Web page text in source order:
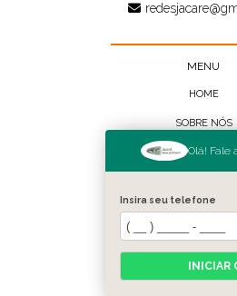
MENU
HOME
SOBRE NÓS
BLOG
CATEGORIAS
FALE
MAPA DO SITE
Olá! Fale
Insira seu telefone
INICIAR